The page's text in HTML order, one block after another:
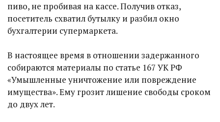
пиво, не пробивая на кассе. Получив отказ,
посетитель схватил бутылку и разбил окно
бухгалтерии супермаркета.
В настоящее время в отношении задержанного
собираются материалы по статье 167 УК РФ
«Умышленные уничтожение или повреждение
имущества». Ему грозит лишение свободы сроком
до двух лет.